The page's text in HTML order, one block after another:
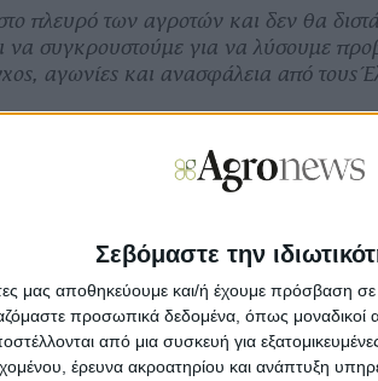
Σεβόμαστε την
μας αποθηκεύουμε και/ή έχουμε πρόσβαση
προσωπικά δεδομένα, όπως μοναδικοί
από μια συσκευή για
έρευνα ακροατηρίου και ανάπτυξη
πλευρό των αγροτών και δεν θα
να συγκρουστούμε για να λύσουμε
αγωνίες και ανασφάλεια από τους
οι αλιείς, οι μελισσοκόμοι ξέρουν
ανοιχτή να συζητήσουμε τα πάντα.
προβλήματα και στο τέλος της
της Δημοκρατίας μας».
οι συσκέψεις και οι αποφάσεις για
με αγροτικούς συλλόγους να
τους στους Θεσσαλούς